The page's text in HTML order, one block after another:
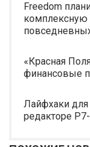
Freedom
комплексную
«Красная
финансовые
Лайфхаки для
редакторе